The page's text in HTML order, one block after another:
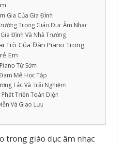
Gia Của Gia Đình
Trong Giáo Dục Âm Nhạc
Đình Và Nhà Trường
Trò Của Đàn Piano Trong
Em
Từ Sớm
Mê Học Tập
Tác Và Trải Nghiệm
Triển Toàn Diện
Và Giao Lưu
trong giáo dục âm nhạc